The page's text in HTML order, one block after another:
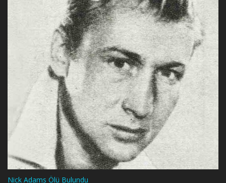
Nick Adams Ölü Bulundu